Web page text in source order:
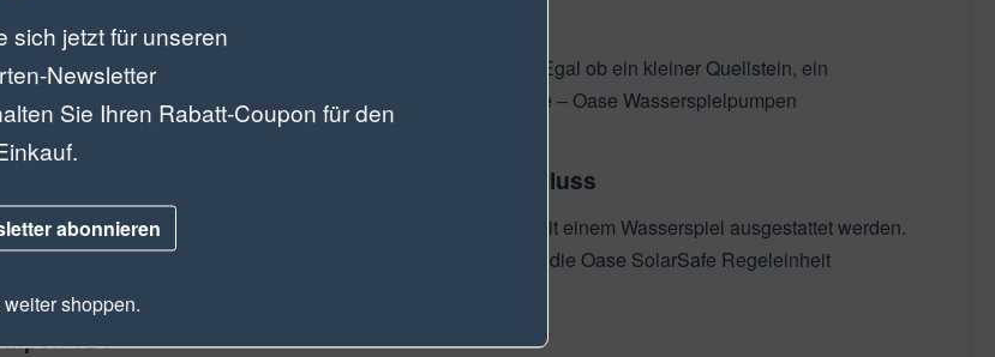
erzeugen den notwendigen Wasserdruck für Wasserspiele. Egal ob ein kleiner Quellstein, ein
ein imposanter Wasserfall oder eine spektakuläre Fontäne – Oase Wasserspielpumpen
vielseitigen Einsatzmöglichkeiten.
ein Wasserspiel auch ohne Stromanschluss
können auch abgelegene Teiche ohne Stromversorgung mit einem Wasserspiel ausgestattet werden.
sind flexibel einsetzbar und können über Solarflächen oder die Oase SolarSafe Regeleinheit
12V
sich jetzt für unseren
Newsletter
Sie Ihren Rabatt-Coupon für den
abonnieren
shoppen.